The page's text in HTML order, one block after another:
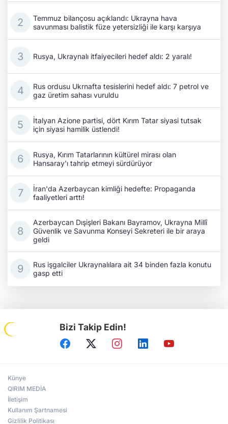
Temmuz bilançosu açıklandı: Ukrayna hava
savunması balistik füze yetersizliği ile karşı karşıya
Rusya, Ukraynalı itfaiyecileri hedef aldı: 2 yaralı!
Rus ordusu Ukrnafta tesislerini hedef aldı: 7 petrol ve
gaz üretim sahası vuruldu
İtalyan Azione partisi, dört Kırım Tatar siyasi tutsak
için siyasi hamilik üstlendi!
Rusya, Kırım Tatarlarının kültürel mirası olan
Hansaray'ı tahrip etmeyi sürdürüyor
İran'da Azerbaycan kimliği hedefte: Propaganda
faaliyetleri arttı!
Azerbaycan Dışişleri Bakanı Bayramov, Ukrayna Millî
Güvenlik ve Savunma Konseyi Sekreteri ile bir araya
geldi
Rus işgalciler Ukraynalılara ait 34 binden fazla konutu
gasp etti
Bizi Takip Edin!
Künye
QIRIM MEDİA
İletişim
Kullanım Şartnamesi
Gizlilik Politikası